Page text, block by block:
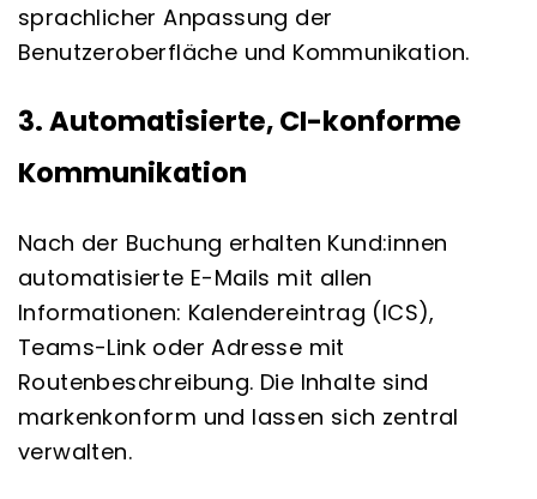
sprachlicher Anpassung der
Benutzeroberfläche und Kommunikation.
3. Automatisierte, CI-konforme
Kommunikation
Nach der Buchung erhalten Kund:innen
automatisierte E-Mails mit allen
Informationen: Kalendereintrag (ICS),
Teams-Link oder Adresse mit
Routenbeschreibung. Die Inhalte sind
markenkonform und lassen sich zentral
verwalten.